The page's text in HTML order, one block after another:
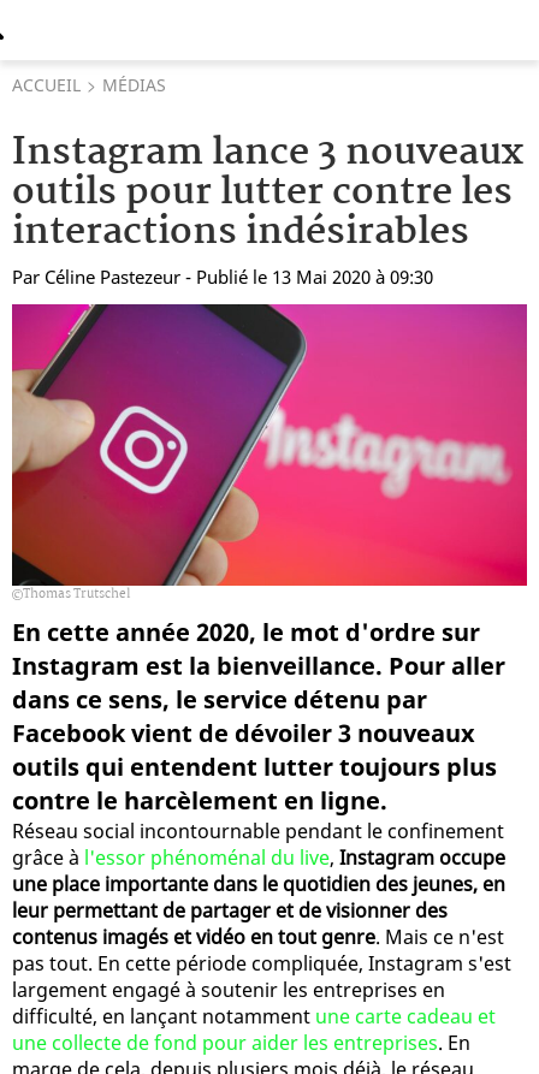
ACCUEIL MÉDIAS
Instagram lance 3 nouveaux
outils pour lutter contre les
interactions indésirables
Par Céline Pastezeur - Publié le 13 Mai 2020 à 09:30
Thomas Trutschel
En cette année 2020, le mot d'ordre sur
Instagram est la bienveillance. Pour aller
dans ce sens, le service détenu par
Facebook vient de dévoiler 3 nouveaux
outils qui entendent lutter toujours plus
contre le harcèlement en ligne.
Réseau social incontournable pendant le confinement
grâce à l'essor phénoménal du live, Instagram occupe
une place importante dans le quotidien des jeunes, en
leur permettant de partager et de visionner des
contenus imagés et vidéo en tout genre. Mais ce n'est
pas tout. En cette période compliquée, Instagram s'est
largement engagé à soutenir les entreprises en
difficulté, en lançant notamment une carte cadeau et
une collecte de fond pour aider les entreprises. En